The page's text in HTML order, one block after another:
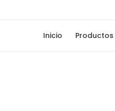
Inicio Productos